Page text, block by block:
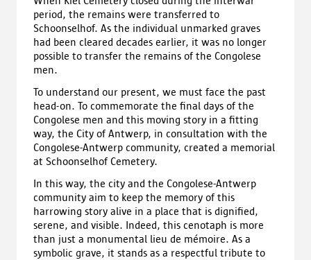
period, the remains were transferred to
Schoonselhof. As the individual unmarked graves
had been cleared decades earlier, it was no longer
possible to transfer the remains of the Congolese
men.
To understand our present, we must face the past
head-on. To commemorate the final days of the
Congolese men and this moving story in a fitting
way, the City of Antwerp, in consultation with the
Congolese-Antwerp community, created a memorial
at Schoonselhof Cemetery.
In this way, the city and the Congolese-Antwerp
community aim to keep the memory of this
harrowing story alive in a place that is dignified,
serene, and visible. Indeed, this cenotaph is more
than just a monumental lieu de mémoire. As a
symbolic grave, it stands as a respectful tribute to